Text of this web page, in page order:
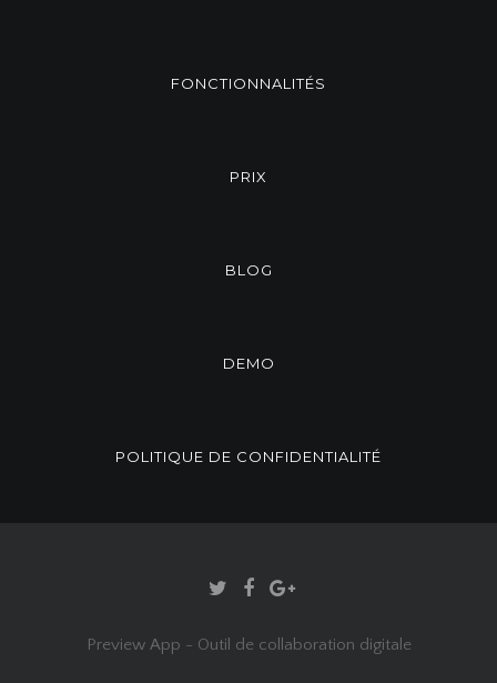
FONCTIONNALITÉS
PRIX
BLOG
DEMO
POLITIQUE DE CONFIDENTIALITÉ
Preview App - Outil de collaboration digitale